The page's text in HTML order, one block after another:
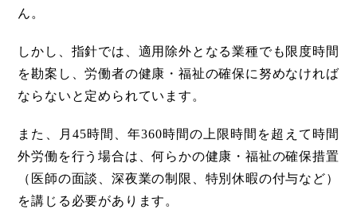
ん。
しかし、指針では、適用除外となる業種でも限度時間
を勘案し、労働者の健康・福祉の確保に努めなければ
ならないと定められています。
また、月45時間、年360時間の上限時間を超えて時間
外労働を行う場合は、何らかの健康・福祉の確保措置
（医師の面談、深夜業の制限、特別休暇の付与など）
を講じる必要があります。